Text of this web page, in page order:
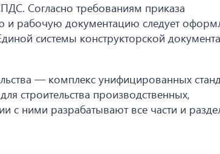
Согласно требованиям приказа
и рабочую документацию следует
системы конструкторской
— комплекс унифицированных
строительства производственных,
с ними разрабатывают все части и